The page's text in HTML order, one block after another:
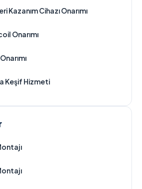
Kazanım Cihazı Onarımı
Onarımı
Keşif Hizmeti